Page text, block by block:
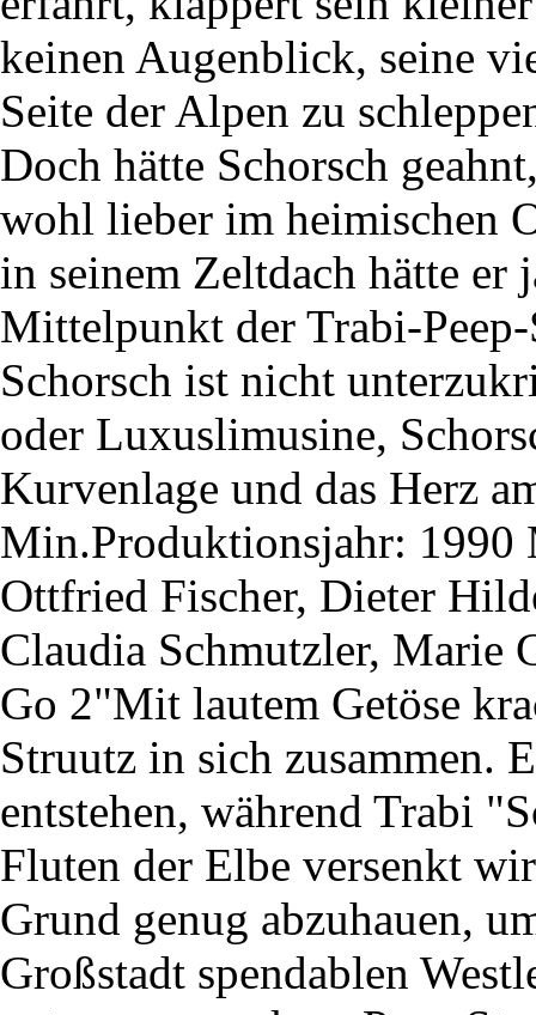
keinen Augenblick, seine
Seite der Alpen zu
Doch hätte Schorsch
wohl lieber im heimischen
in seinem Zeltdach hätte er
Mittelpunkt der Trabi-
Schorsch ist nicht
oder Luxuslimusine,
Kurvenlage und das Herz
Min.Produktionsjahr: 1990
Ottfried Fischer, Dieter
Claudia Schmutzler, Marie
Go 2"Mit lautem Getöse
Struutz in sich zusammen.
entstehen, während Trabi
Fluten der Elbe versenkt
Grund genug abzuhauen,
Großstadt spendablen